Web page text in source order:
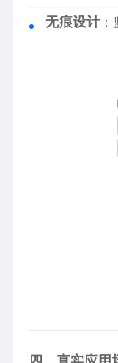
无痕设计